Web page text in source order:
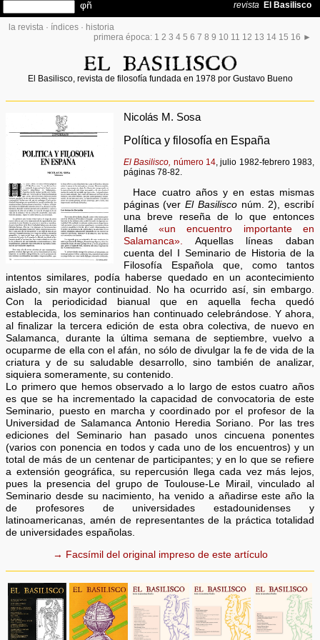
la revista · índices · historia
primera época: 1 2 3 4 5 6 7 8 9 10 11 12 13 14 15 16 ►
El Basilisco, revista de filosofía fundada en 1978 por Gustavo Bueno
Nicolás M. Sosa
Política y filosofía en España
El Basilisco, número 14, julio 1982-febrero 1983,
páginas 78-82.
Hace cuatro años y en estas mismas
páginas (verEl Basilisconúm. 2), escribí
una breve reseña de lo que entonces
llamé«un encuentro importante en
Salamanca». Aquellas líneas daban
cuenta del I Seminario de Historia de la
Filosofía Española que, como tantos
intentos similares, podía haberse quedado en un acontecimiento
aislado, sin mayor continuidad. No ha ocurrido así, sin embargo.
Con la periodicidad bianual que en aquella fecha quedó
establecida, los seminarios han continuado celebrándose. Y ahora,
al finalizar la tercera edición de esta obra colectiva, de nuevo en
Salamanca, durante la última semana de septiembre, vuelvo a
ocuparme de ella con el afán, no sólo de divulgar la fe de vida de la
criatura y de su saludable desarrollo, sino también de analizar,
siquiera someramente, su contenido.
Lo primero que hemos observado a lo largo de estos cuatro años
es que se ha incrementado la capacidad de convocatoria de este
Seminario, puesto en marcha y coordinado por el profesor de la
Universidad de Salamanca Antonio Heredia Soriano. Por las tres
ediciones del Seminario han pasado unos cincuena ponentes
(varios con ponencia en todos y cada uno de los encuentros) y un
total de más de un centenar de participantes; y en lo que se refiere
a extensión geográfica, su repercusión llega cada vez más lejos,
pues la presencia del grupo de Toulouse-Le Mirail, vinculado al
Seminario desde su nacimiento, ha venido a añadirse este año la
de profesores de universidades estadounidenses y
latinoamericanas, amén de representantes de la práctica totalidad
de universidades españolas.
→ Facsímil del original impreso de este artículo